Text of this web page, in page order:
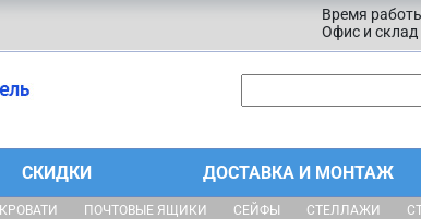
Время
Офис и склад
СКИДКИ ДОСТАВКА И МОНТАЖ
КРОВАТИ ПОЧТОВЫЕ ЯЩИКИ СЕЙФЫ СТЕЛЛАЖИ